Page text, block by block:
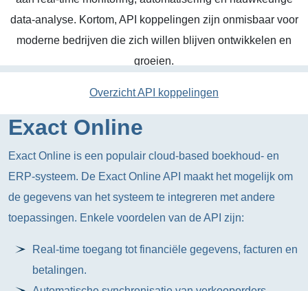
data-analyse. Kortom, API koppelingen zijn onmisbaar voor
moderne bedrijven die zich willen blijven ontwikkelen en
groeien.
Overzicht API koppelingen
Exact Online
Exact Online is een populair cloud-based boekhoud- en
ERP-systeem. De Exact Online API maakt het mogelijk om
de gegevens van het systeem te integreren met andere
toepassingen. Enkele voordelen van de API zijn:
Real-time toegang tot financiële gegevens, facturen en
betalingen.